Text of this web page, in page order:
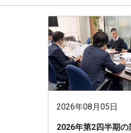
2026年08月05日
2026年第2四半期の